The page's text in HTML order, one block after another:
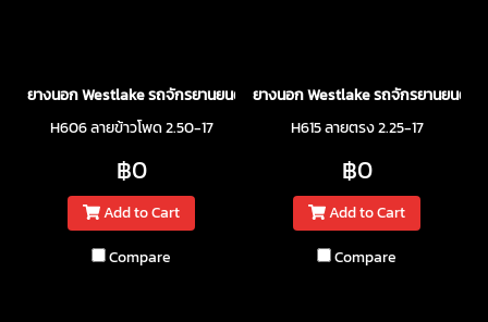
ยางนอก Westlake รถจักรยานยนต์
H606 ลายข้าวโพด 2.50-17
฿0
Add to Cart
Compare
ยางนอก Westlake รถจักรยานยนต์
H615 ลายตรง 2.25-17
฿0
Add to Cart
Compare